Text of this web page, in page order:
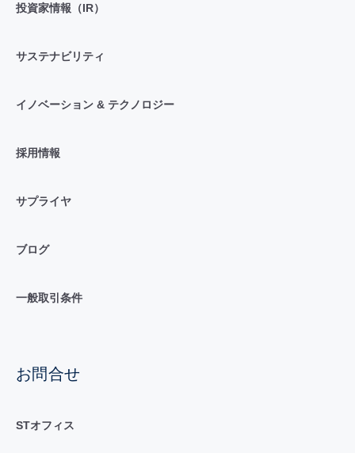
投資家情報（IR）
サステナビリティ
イノベーション & テクノロジー
採用情報
サプライヤ
ブログ
一般取引条件
お問合せ
STオフィス